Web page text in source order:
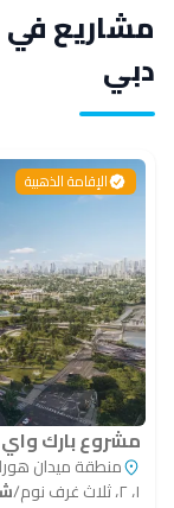
مشاريع في
دبي
الإقامة الذهبية
مشروع بارك
منطقة ميدان
١، ٢، ثلاث غرف نوم
/